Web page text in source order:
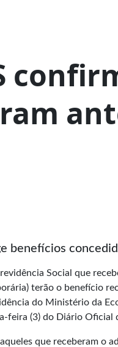
benefícios
Social que
terão o benefício
do Ministério da
feira (3) do Diário Oficial
que receberam o